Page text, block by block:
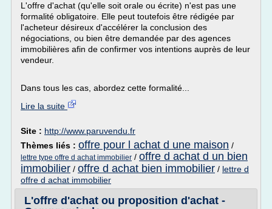
L'offre d'achat (qu'elle soit orale ou écrite) n'est pas une
formalité obligatoire. Elle peut toutefois être rédigée par
l'acheteur désireux d'accélérer la conclusion des
négociations, ou bien être demandée par des agences
immobilières afin de confirmer vos intentions auprès de leur
vendeur.
Dans tous les cas, abordez cette formalité...
Lire la suite
Site : http://www.paruvendu.fr
Thèmes liés : offre pour l achat d une maison /
lettre type offre d achat immobilier / offre d achat d un bien
immobilier / offre d achat bien immobilier / lettre d
offre d achat immobilier
L'offre d'achat ou proposition d'achat -